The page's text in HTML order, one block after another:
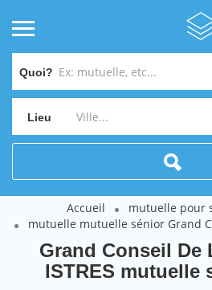
Quoi?
Lieu
Accueil
mutuelle pour
mutuelle mutuelle sénior Grand
Grand Conseil De
ISTRES mutuelle